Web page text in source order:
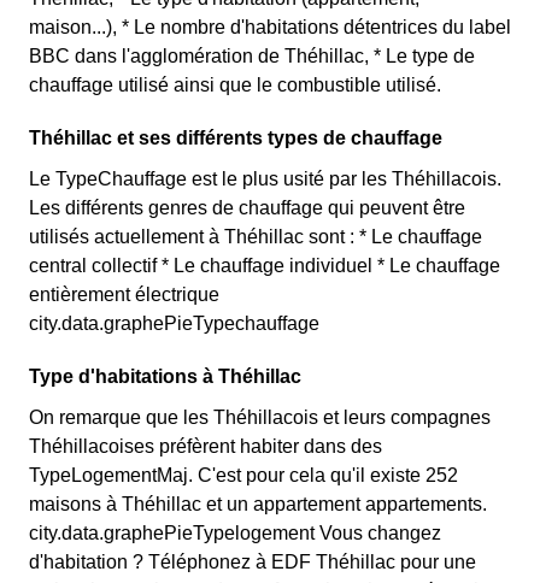
maison...), * Le nombre d'habitations détentrices du label
BBC dans l'agglomération de Théhillac, * Le type de
chauffage utilisé ainsi que le combustible utilisé.
Théhillac et ses différents types de chauffage
Le TypeChauffage est le plus usité par les Théhillacois.
Les différents genres de chauffage qui peuvent être
utilisés actuellement à Théhillac sont : * Le chauffage
central collectif * Le chauffage individuel * Le chauffage
entièrement électrique
city.data.graphePieTypechauffage
Type d'habitations à Théhillac
On remarque que les Théhillacois et leurs compagnes
Théhillacoises préfèrent habiter dans des
TypeLogementMaj. C'est pour cela qu'il existe 252
maisons à Théhillac et un appartement appartements.
city.data.graphePieTypelogement Vous changez
d'habitation ? Téléphonez à EDF Théhillac pour une